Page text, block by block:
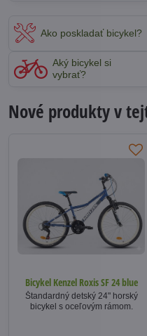
Ako poskladať bicykel?
Aký bicykel si
vybrať?
Nové produkty v
Bicykel Kenzel Roxis SF 24 blue
Štandardný detský 24" horský
bicykel s oceľovým rámom.